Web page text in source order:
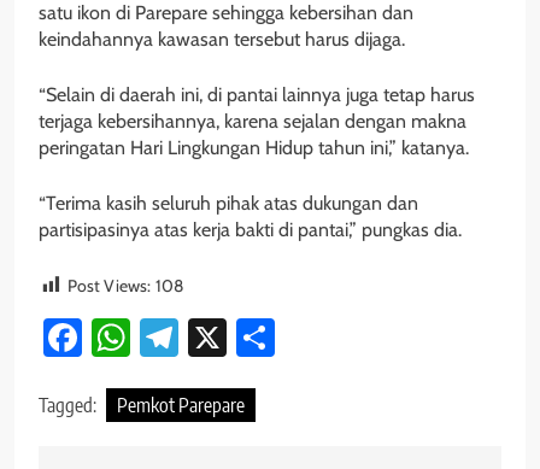
satu ikon di Parepare sehingga kebersihan dan
keindahannya kawasan tersebut harus dijaga.
“Selain di daerah ini, di pantai lainnya juga tetap harus
terjaga kebersihannya, karena sejalan dengan makna
peringatan Hari Lingkungan Hidup tahun ini,” katanya.
“Terima kasih seluruh pihak atas dukungan dan
partisipasinya atas kerja bakti di pantai,” pungkas dia.
Post Views: 108
Facebook
WhatsApp
Telegram
X
Tagged: Pemkot Parepare